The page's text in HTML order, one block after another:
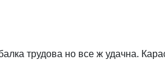
трудова но все ж удачна.